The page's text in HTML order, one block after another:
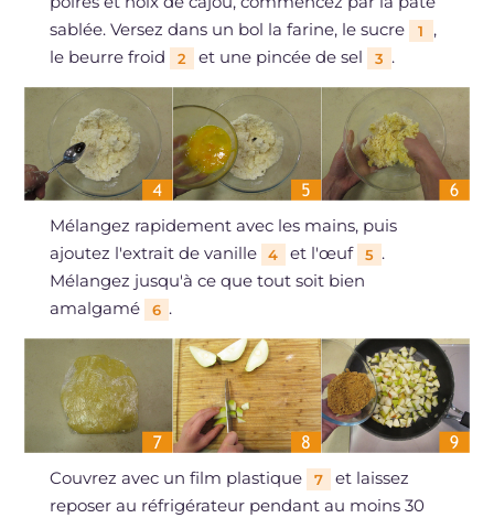
sablée. Versez dans un bol la farine, le sucre
1
,
le beurre froid
2 et une pincée de sel 3 .
Mélangez rapidement avec les mains, puis
ajoutez l'extrait de vanille
4 et l'œuf 5 .
Mélangez jusqu'à ce que tout soit bien
amalgamé
6 .
Couvrez avec un film plastique 7
et laissez
reposer au réfrigérateur pendant au moins 30